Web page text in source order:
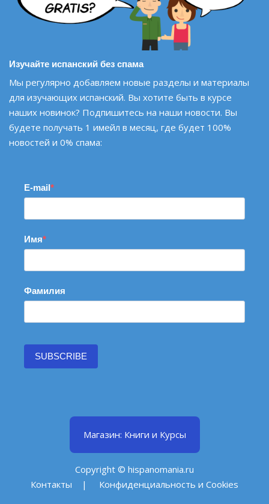
Изучайте испанский без спама
Мы регулярно добавляем новые разделы и материалы
для изучающих испанский. Вы хотите быть в курсе
наших новинок? Подпишитесь на наши новости. Вы
будете получать 1 имейл в месяц, где будет 100%
новостей и 0% спама:
E-mail
Имя
Фамилия
SUBSCRIBE
Магазин: Книги и Курсы
Copyright © hispanomania.ru
Контакты | Конфиденциальность и Cookies